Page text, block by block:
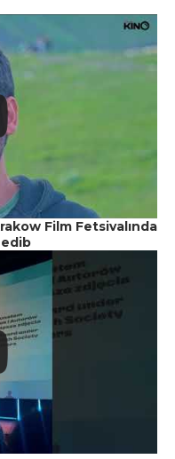
Film Fetsivalında
edib